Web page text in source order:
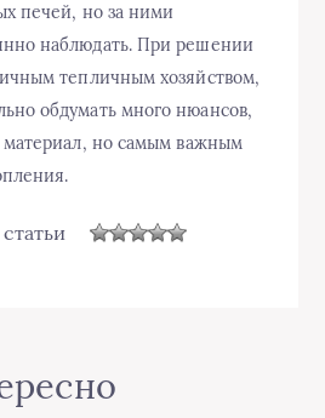
печей, но за ними
наблюдать. При решении
тепличным хозяйством,
обдумать много нюансов,
материал, но самым важным